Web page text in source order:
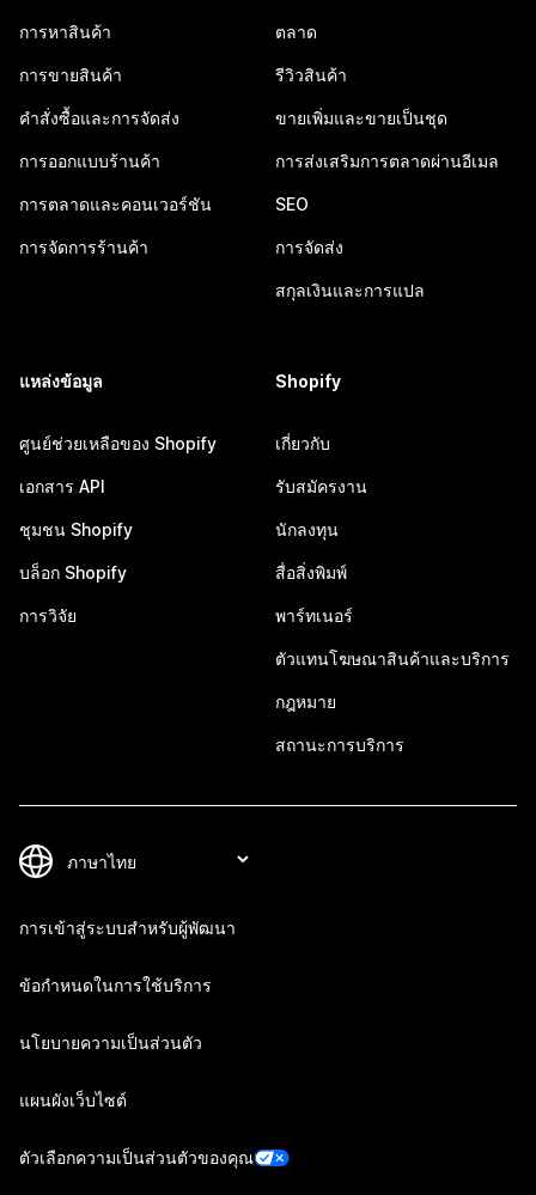
การหาสินค้า
การขายสินค้า
คำสั่งซื้อและการจัดส่ง
การออกแบบร้านค้า
การตลาดและคอนเวอร์ชัน
การจัดการร้านค้า
ตลาด
รีวิวสินค้า
ขายเพิ่มและขายเป็นชุด
การส่งเสริมการตลาดผ่านอีเมล
SEO
การจัดส่ง
สกุลเงินและการแปล
แหล่งข้อมูล
ศูนย์ช่วยเหลือของ Shopify
เอกสาร API
ชุมชน Shopify
บล็อก Shopify
การวิจัย
Shopify
เกี่ยวกับ
รับสมัครงาน
นักลงทุน
สื่อสิ่งพิมพ์
พาร์ทเนอร์
ตัวแทนโฆษณาสินค้าและบริการ
กฎหมาย
สถานะการบริการ
การเข้าสู่ระบบสำหรับผู้พัฒนา
ข้อกำหนดในการใช้บริการ
นโยบายความเป็นส่วนตัว
แผนผังเว็บไซต์
ตัวเลือกความเป็นส่วนตัวของคุณ